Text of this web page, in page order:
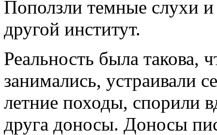
Поползли темные слухи и
другой институт.
Реальность была такова,
занимались, устраивали
летние походы, спорили
друга доносы. Доносы